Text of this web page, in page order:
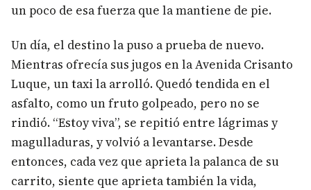
un poco de esa fuerza que la mantiene de pie.
Un día, el destino la puso a prueba de nuevo.
Mientras ofrecía sus jugos en la Avenida Crisanto
Luque, un taxi la arrolló. Quedó tendida en el
asfalto, como un fruto golpeado, pero no se
rindió. “Estoy viva”, se repitió entre lágrimas y
magulladuras, y volvió a levantarse. Desde
entonces, cada vez que aprieta la palanca de su
carrito, siente que aprieta también la vida,